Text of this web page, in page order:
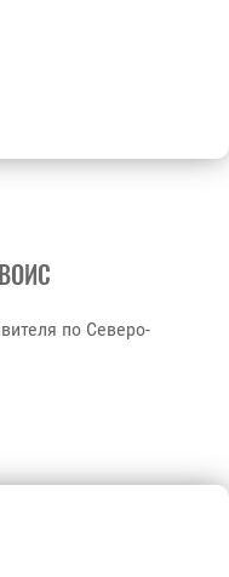
по Северо-